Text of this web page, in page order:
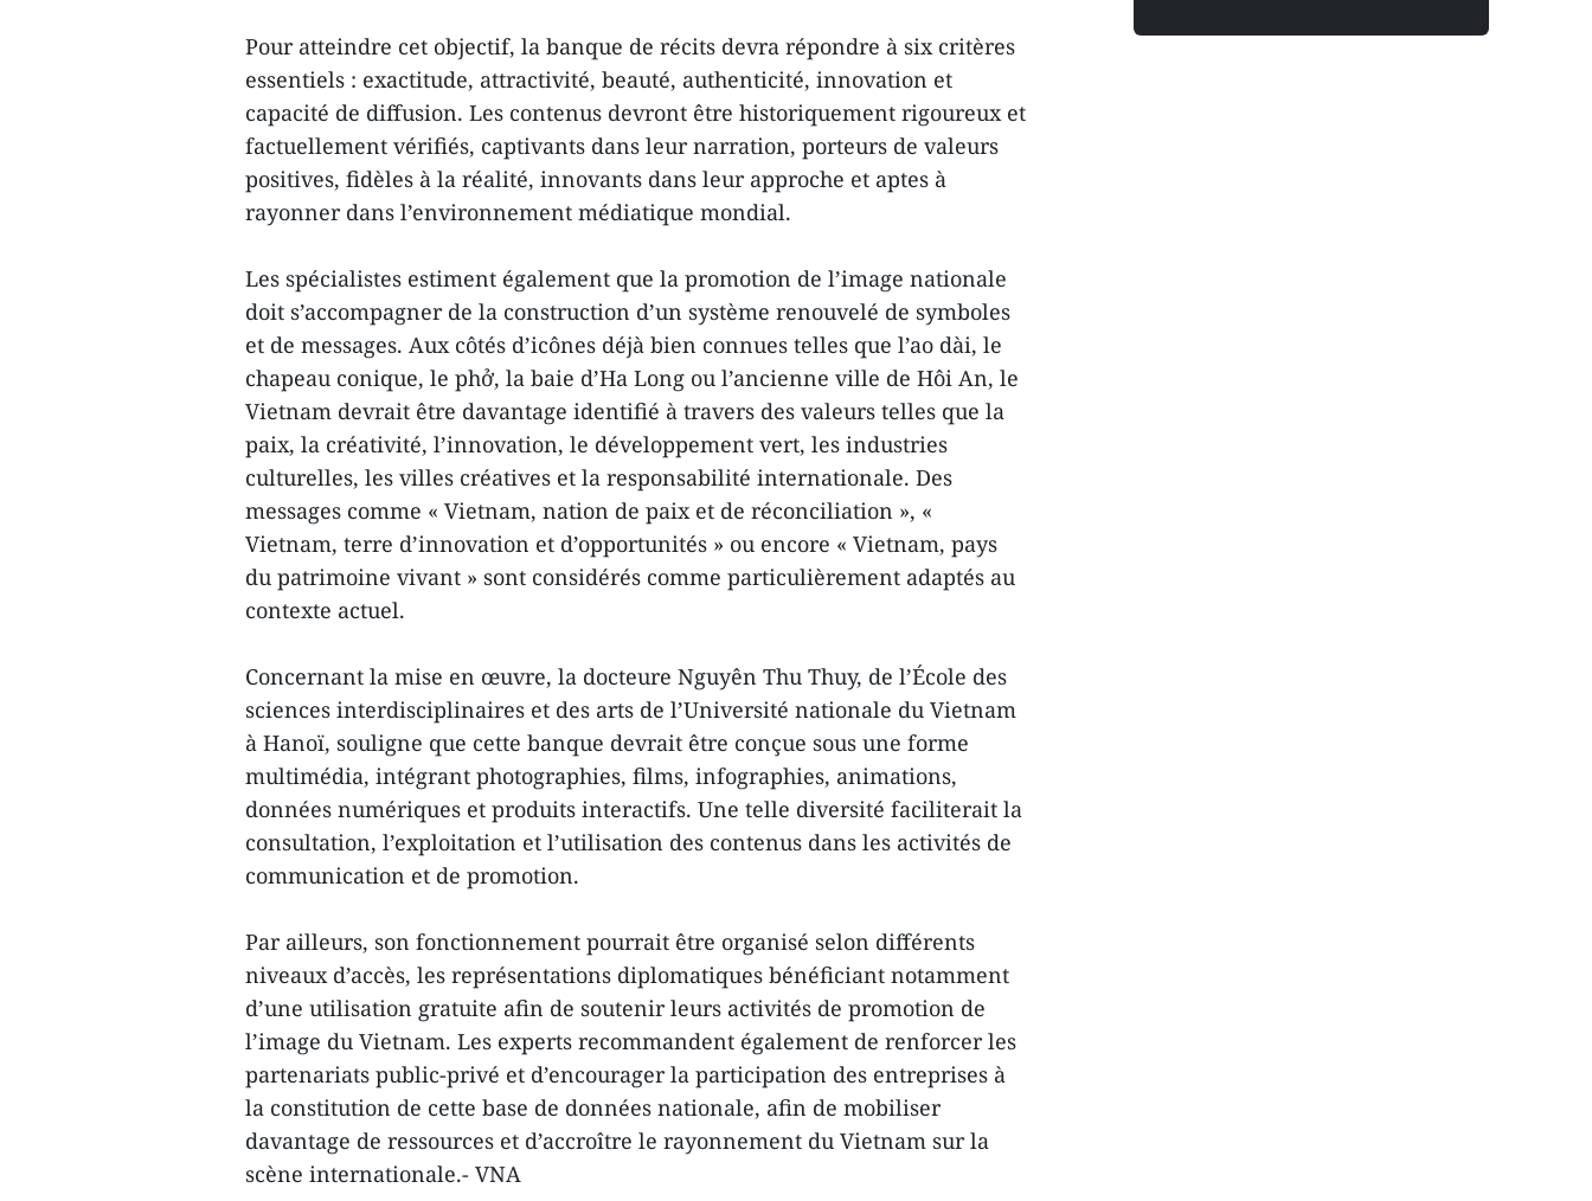
Pour atteindre cet objectif, la banque de récits devra répondre à six critères
essentiels : exactitude, attractivité, beauté, authenticité, innovation et
capacité de diffusion. Les contenus devront être historiquement rigoureux et
factuellement vérifiés, captivants dans leur narration, porteurs de valeurs
positives, fidèles à la réalité, innovants dans leur approche et aptes à
rayonner dans l’environnement médiatique mondial.
Les spécialistes estiment également que la promotion de l’image nationale
doit s’accompagner de la construction d’un système renouvelé de symboles
et de messages. Aux côtés d’icônes déjà bien connues telles que l’ao dài, le
chapeau conique, le phở, la baie d’Ha Long ou l’ancienne ville de Hôi An, le
Vietnam devrait être davantage identifié à travers des valeurs telles que la
paix, la créativité, l’innovation, le développement vert, les industries
culturelles, les villes créatives et la responsabilité internationale. Des
messages comme « Vietnam, nation de paix et de réconciliation », «
Vietnam, terre d’innovation et d’opportunités » ou encore « Vietnam, pays
du patrimoine vivant » sont considérés comme particulièrement adaptés au
contexte actuel.
Concernant la mise en œuvre, la docteure Nguyên Thu Thuy, de l’École des
sciences interdisciplinaires et des arts de l’Université nationale du Vietnam
à Hanoï, souligne que cette banque devrait être conçue sous une forme
multimédia, intégrant photographies, films, infographies, animations,
données numériques et produits interactifs. Une telle diversité faciliterait la
consultation, l’exploitation et l’utilisation des contenus dans les activités de
communication et de promotion.
Par ailleurs, son fonctionnement pourrait être organisé selon différents
niveaux d’accès, les représentations diplomatiques bénéficiant notamment
d’une utilisation gratuite afin de soutenir leurs activités de promotion de
l’image du Vietnam. Les experts recommandent également de renforcer les
partenariats public-privé et d’encourager la participation des entreprises à
la constitution de cette base de données nationale, afin de mobiliser
davantage de ressources et d’accroître le rayonnement du Vietnam sur la
scène internationale.- VNA